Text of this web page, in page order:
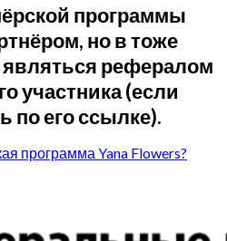
программы
но в тоже
рефералом
участника (если
по его ссылке).
программа Yana Flowers?